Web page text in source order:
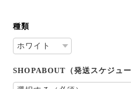
種類
SHOPABOUT（発送スケジュ